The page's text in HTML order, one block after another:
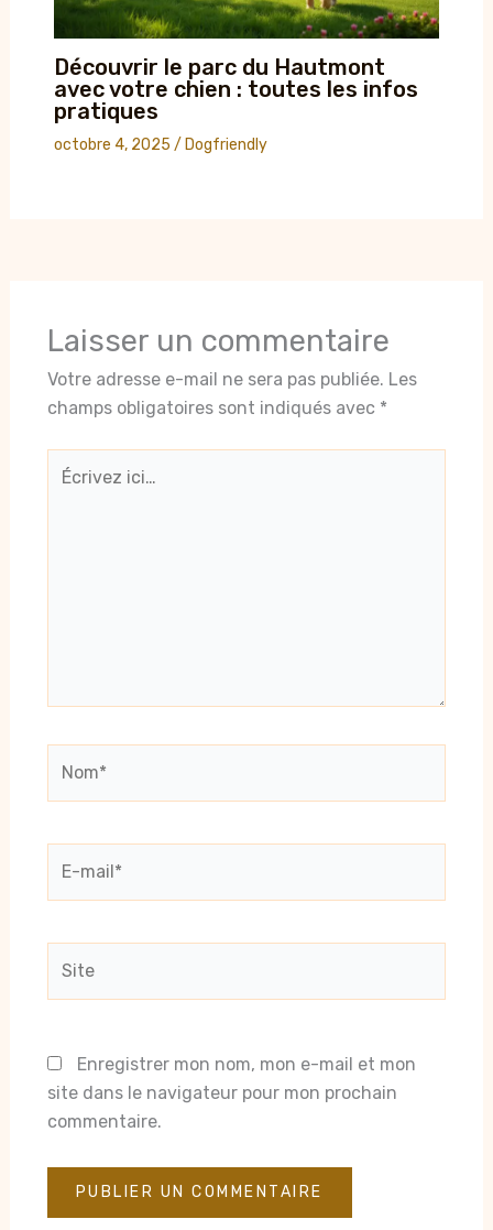
Découvrir le parc du Hautmont
avec votre chien : toutes les infos
pratiques
octobre 4, 2025 / Dogfriendly
Laisser un commentaire
Votre adresse e-mail ne sera pas publiée. Les
champs obligatoires sont indiqués avec *
Écrivez
Enregistrer mon nom, mon e-mail et mon
site dans le navigateur pour mon prochain
commentaire.